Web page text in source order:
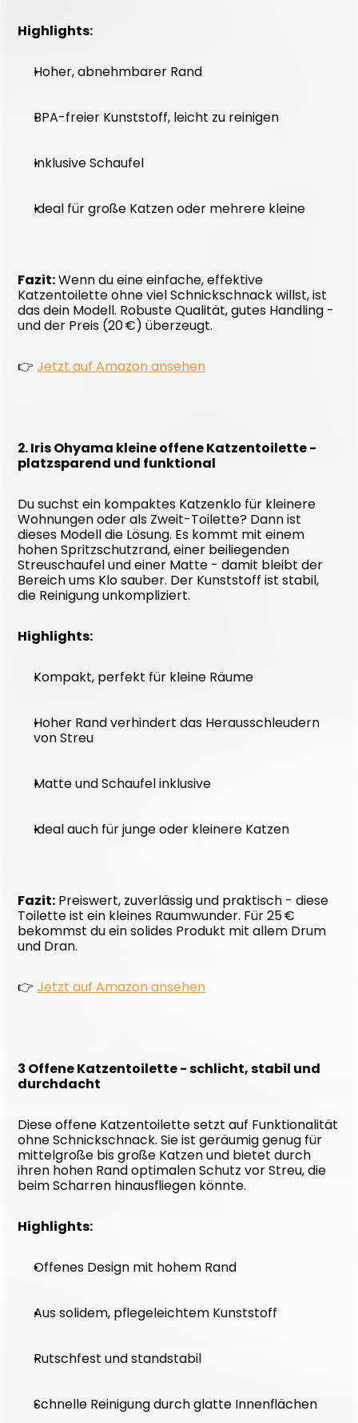
Highlights:
Hoher, abnehmbarer Rand
BPA-freier Kunststoff, leicht zu reinigen
Inklusive Schaufel
Ideal für große Katzen oder mehrere kleine
Fazit: Wenn du eine einfache, effektive
Katzentoilette ohne viel Schnickschnack willst, ist
das dein Modell. Robuste Qualität, gutes Handling -
und der Preis (20 €) überzeugt.
👉 Jetzt auf Amazon ansehen
2. Iris Ohyama kleine offene Katzentoilette -
platzsparend und funktional
Du suchst ein kompaktes Katzenklo für kleinere
Wohnungen oder als Zweit-Toilette? Dann ist
dieses Modell die Lösung. Es kommt mit einem
hohen Spritzschutzrand, einer beiliegenden
Streuschaufel und einer Matte - damit bleibt der
Bereich ums Klo sauber. Der Kunststoff ist stabil,
die Reinigung unkompliziert.
Highlights:
Kompakt, perfekt für kleine Räume
Hoher Rand verhindert das Herausschleudern
von Streu
Matte und Schaufel inklusive
Ideal auch für junge oder kleinere Katzen
Fazit: Preiswert, zuverlässig und praktisch - diese
Toilette ist ein kleines Raumwunder. Für 25 €
bekommst du ein solides Produkt mit allem Drum
und Dran.
👉 Jetzt auf Amazon ansehen
3 Offene Katzentoilette - schlicht, stabil und
durchdacht
Diese offene Katzentoilette setzt auf Funktionalität
ohne Schnickschnack. Sie ist geräumig genug für
mittelgroße bis große Katzen und bietet durch
ihren hohen Rand optimalen Schutz vor Streu, die
beim Scharren hinausfliegen könnte.
Highlights:
Offenes Design mit hohem Rand
Aus solidem, pflegeleichtem Kunststoff
Rutschfest und standstabil
Schnelle Reinigung durch glatte Innenflächen